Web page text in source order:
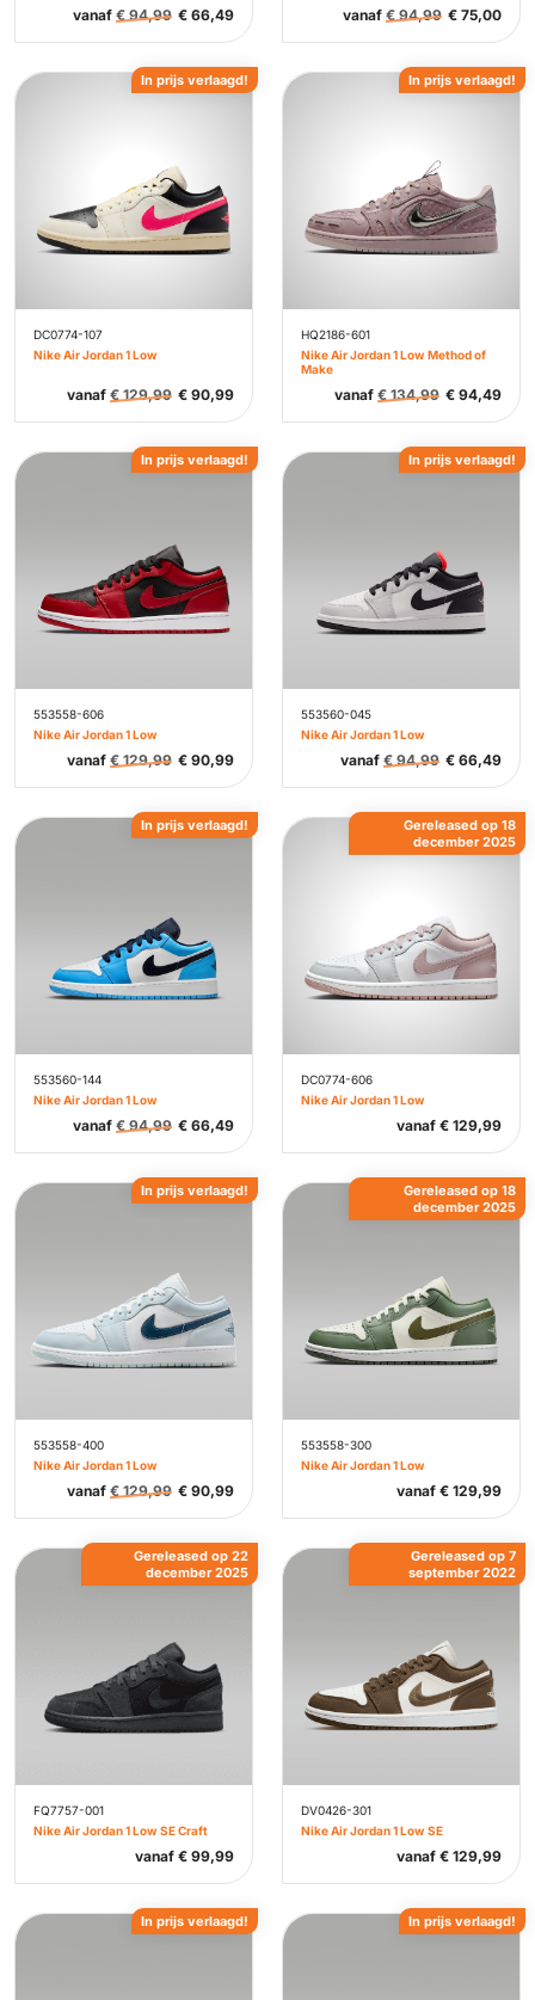
vanaf €94,99 € 66,49 vanaf €94,99 € 75,00
DC0774-107
Nike Air Jordan 1 Low
vanaf €129,99 € 90,99
In prijs verlaagd!
HQ2186-601
Nike Air Jordan 1 Low Method of
Make
vanaf €134,99 € 94,49
In prijs verlaagd!
553558-606
Nike Air Jordan 1 Low
vanaf €129,99 € 90,99
In prijs verlaagd!
553560-045
Nike Air Jordan 1 Low
vanaf €94,99 € 66,49
In prijs verlaagd!
553560-144
Nike Air Jordan 1 Low
vanaf €94,99 € 66,49
In prijs verlaagd!
DC0774-606
Nike Air Jordan 1 Low
vanaf € 129,99
Gereleased op 18
december 2025
553558-400
Nike Air Jordan 1 Low
vanaf €129,99 € 90,99
In prijs verlaagd!
553558-300
Nike Air Jordan 1 Low
vanaf € 129,99
Gereleased op 18
december 2025
FQ7757-001
Nike Air Jordan 1 Low SE Craft
vanaf € 99,99
Gereleased op 22
december 2025
DV0426-301
Nike Air Jordan 1 Low SE
vanaf € 129,99
Gereleased op 7
september 2022
In prijs verlaagd! In prijs verlaagd!